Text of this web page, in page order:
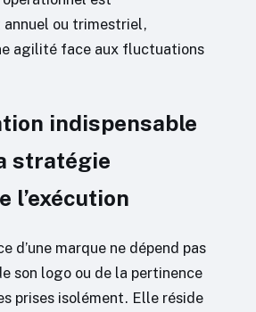
ou trimestriel,
agilité face aux fluctuations
indispensable
stratégie
l’exécution
d’une marque ne dépend pas
son logo ou de la pertinence
prises isolément. Elle réside